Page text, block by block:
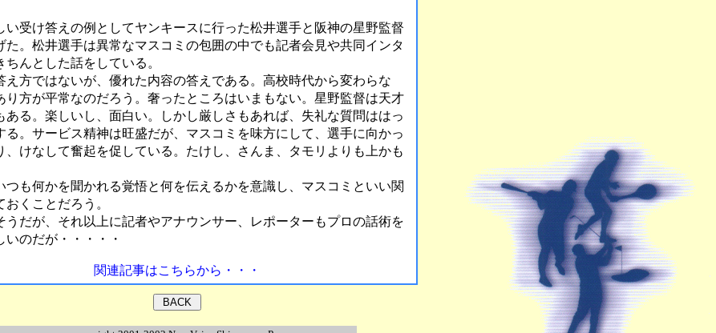
受け答えの例としてヤンキースに行った松井選手と阪神の星野監督
た。松井選手は異常なマスコミの包囲の中でも記者会見や共同インタ
ちんとした話をしている。
方ではないが、優れた内容の答えである。高校時代から変わらな
り方が平常なのだろう。奢ったところはいまもない。星野監督は天才
ある。楽しいし、面白い。しかし厳しさもあれば、失礼な質問ははっ
る。サービス精神は旺盛だが、マスコミを味方にして、選手に向かっ
、けなして奮起を促している。たけし、さんま、タモリよりも上かも
も何かを聞かれる覚悟と何を伝えるかを意識し、マスコミといい関
おくことだろう。
だが、それ以上に記者やアナウンサー、レポーターもプロの話術を
いのだが・・・・・
関連記事はこちらから・・・